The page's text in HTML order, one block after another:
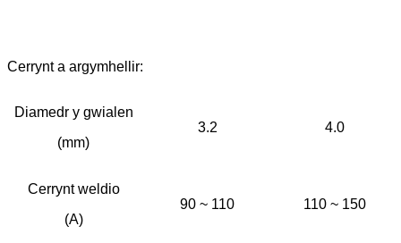
Cerrynt a argymhellir:
Diamedr y gwialen
(mm)
3.2 4.0
Cerrynt weldio
(A)
90 ~ 110 110 ~ 150